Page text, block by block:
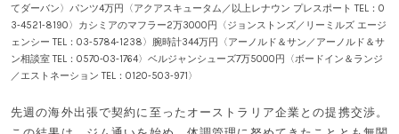
てダーバン〉パンツ4万円〈アクアスキュータム／以上レナウン プレスポート TEL：0
3‐4521‐8190〉カシミアのマフラー2万3000円〈ジョンストンズ／リーミルズ エージ
ェンシー TEL：03‐5784‐1238〉腕時計344万円〈アーノルド＆サン／アーノルド＆サ
ン相談室 TEL：0570-03-1764〉ベルジャンシューズ7万5000円〈ボードイン＆ランジ
／エストネーション TEL：0120‐503‐971〉
先週の海外出張で契約に至ったオーストラリア企業との提携交渉。